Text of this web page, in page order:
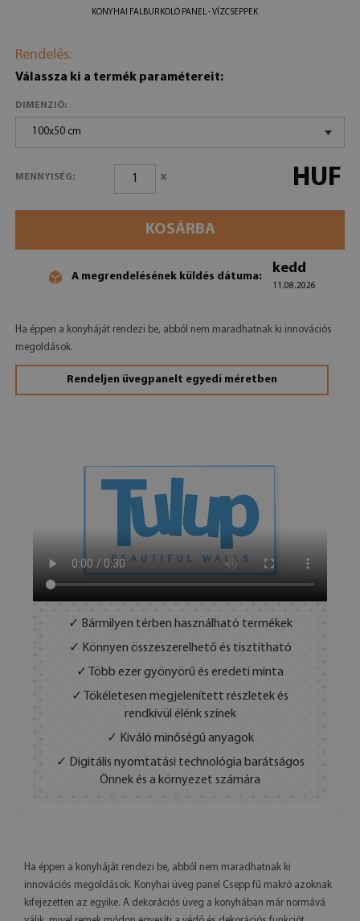
KONYHAI FALBURKOLÓ PANEL - VÍZCSEPPEK
Rendelés:
Válassza ki a termék paramétereit:
DIMENZIÓ:
100x50 cm
MENNYISÉG: x HUF
KOSÁRBA
A megrendelésének küldés dátuma:
kedd
11.08.2026
Ha éppen a konyháját rendezi be, abból nem maradhatnak ki innovációs
megoldások.
Rendeljen üvegpanelt egyedi méretben
✓ Bármilyen térben használható termékek
✓ Könnyen összeszerelhető és tisztítható
✓ Több ezer gyönyörű és eredeti minta
✓ Tökéletesen megjelenített részletek és
rendkívül élénk színek
✓ Kiváló minőségű anyagok
✓ Digitális nyomtatási technológia barátságos
Önnek és a környezet számára
Ha éppen a konyháját rendezi be, abból nem maradhatnak ki
innovációs megoldások. Konyhai üveg panel Csepp fű makró azoknak
kifejezetten az egyike. A dekorációs üveg a konyhában már normává